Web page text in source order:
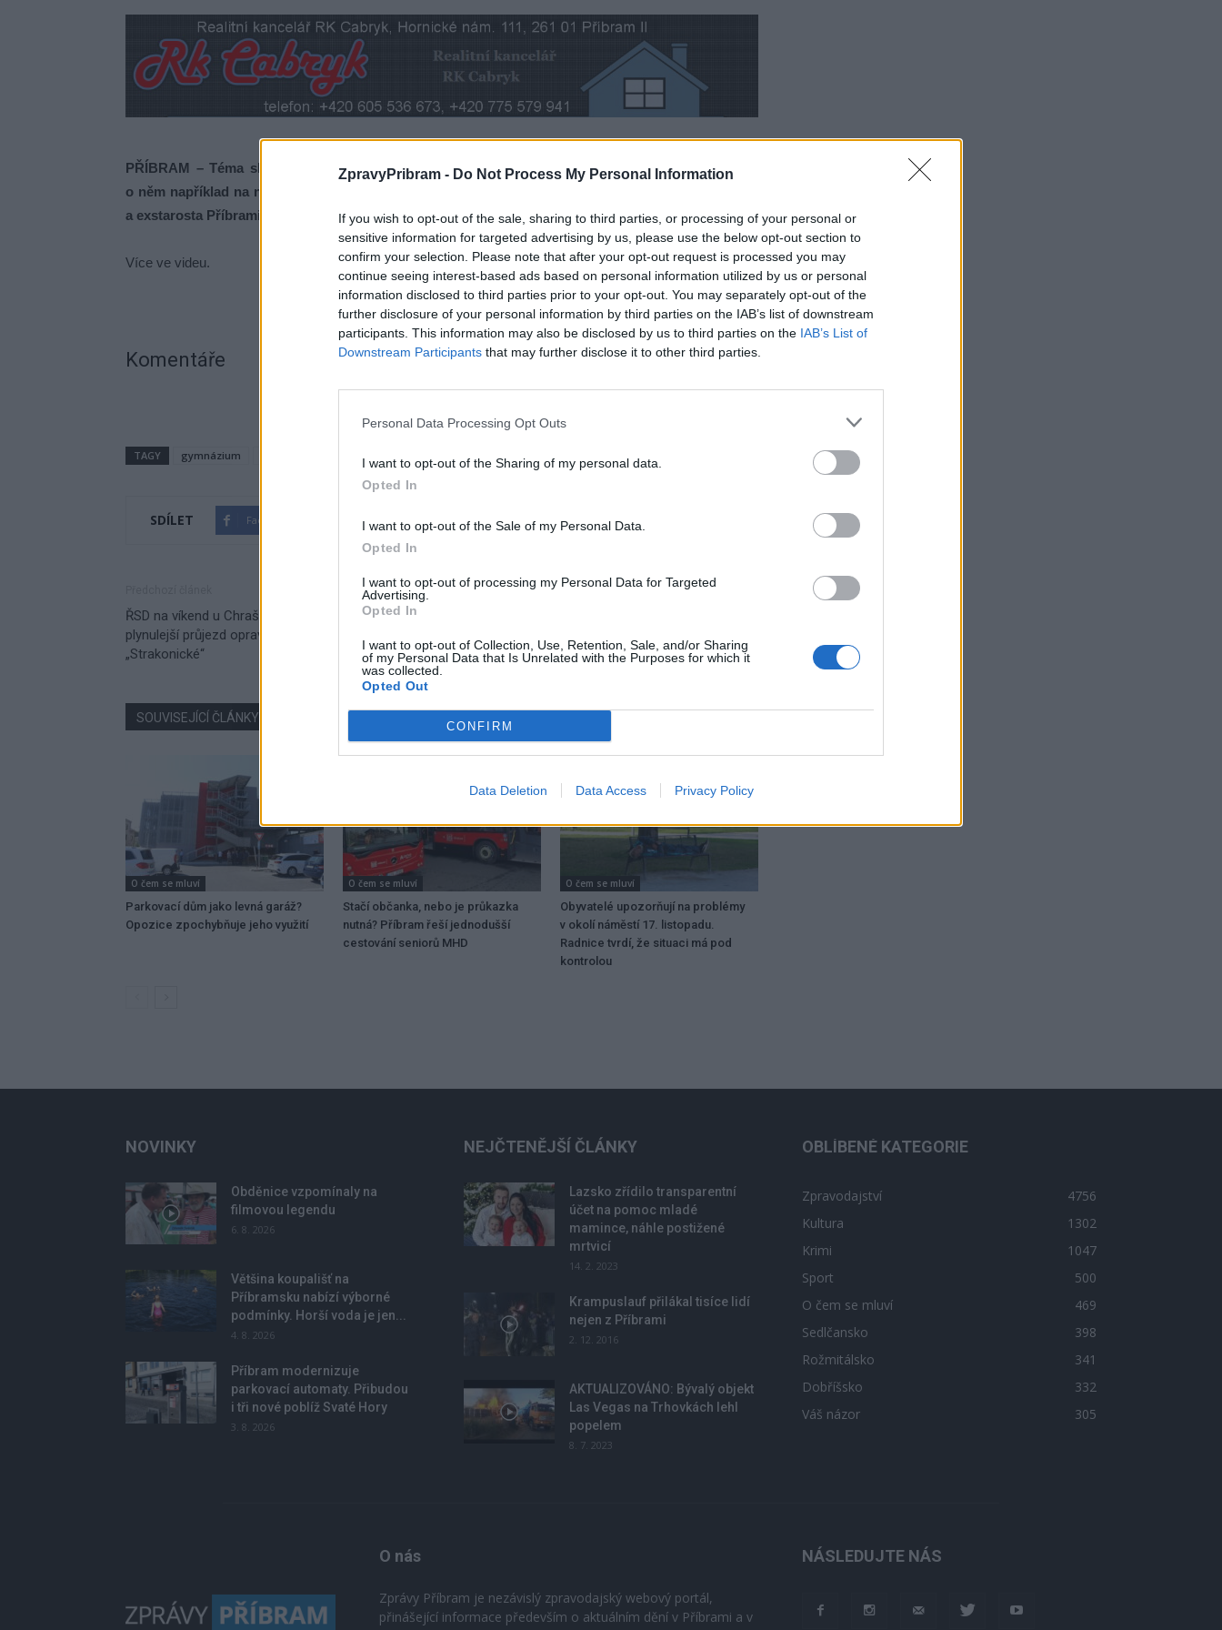
ZpravyPribram - Do Not Process My Personal Information
If you wish to opt-out of the sale, sharing to third parties, or processing of your personal or
sensitive information for targeted advertising by us, please use the below opt-out section to
confirm your selection. Please note that after your opt-out request is processed you may
continue seeing interest-based ads based on personal information utilized by us or personal
information disclosed to third parties prior to your opt-out. You may separately opt-out of the
further disclosure of your personal information by third parties on the IAB’s list of downstream
participants. This information may also be disclosed by us to third parties on the IAB’s List of
Downstream Participants that may further disclose it to other third parties.
Personal Data Processing Opt Outs
I want to opt-out of the Sharing of my personal data.
Opted In
I want to opt-out of the Sale of my Personal Data.
Opted In
I want to opt-out of processing my Personal Data for Targeted
Advertising.
Opted In
I want to opt-out of Collection, Use, Retention, Sale, and/or Sharing
of my Personal Data that Is Unrelated with the Purposes for which it
was collected.
Opted Out
CONFIRM
Data Deletion Data Access Privacy Policy
PŘÍBRAM – Téma sloučení obou příbramských gymnázií je stále poměrně živé téma. Mluvilo se
o něm například na nedávné besedě s Vítem Rakušanem a na jeho slova reagoval i bývalý hejtman
a exstarosta Příbrami Josef Řihák…
Více ve videu.
Komentáře
TAGY gymnázium
SDÍLET Facebook Twitter
ŘSD na víkend u Chraštiček a Zalužan umožní
plynulejší průjezd opravovaným úsekem
„Strakonické“
Následující článek
SOUVISEJÍCÍ ČLÁNKY VÍCE OD AUTORA
O čem se mluví
Parkovací dům jako levná garáž?
Opozice zpochybňuje jeho využití
O čem se mluví
Stačí občanka, nebo je průkazka
nutná? Příbram řeší jednodušší
cestování seniorů MHD
O čem se mluví
Obyvatelé upozorňují na problémy
v okolí náměstí 17. listopadu.
Radnice tvrdí, že situaci má pod
kontrolou
NOVINKY
Obděnice vzpomínaly na
filmovou legendu
6. 8. 2026
Většina koupališť na
Příbramsku nabízí výborné
podmínky. Horší voda je jen...
4. 8. 2026
Příbram modernizuje
parkovací automaty. Přibudou
i tři nové poblíž Svaté Hory
3. 8. 2026
NEJČTENĚJŠÍ ČLÁNKY
Lazsko zřídilo transparentní
účet na pomoc mladé
mamince, náhle postižené
mrtvicí
14. 2. 2023
Krampuslauf přilákal tisíce lidí
nejen z Příbrami
2. 12. 2016
AKTUALIZOVÁNO: Bývalý objekt
Las Vegas na Trhovkách lehl
popelem
8. 7. 2023
OBLÍBENÉ KATEGORIE
Zpravodajství
4756
Kultura
1302
Krimi
1047
Sport
500
O čem se mluví
469
Sedlčansko
398
Rožmitálsko
341
Dobříšsko
332
Váš názor
305
O nás
Zprávy Příbram je nezávislý zpravodajský webový portál,
přinášející informace především o aktuálním dění v Příbrami a v
NÁSLEDUJTE NÁS